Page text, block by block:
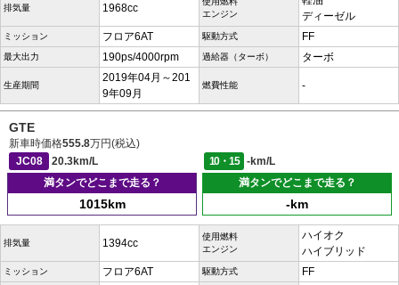
排気量 1968cc
エンジン
ディーゼル
ミッション フロア6AT 駆動方式 FF
最大出力 190ps/4000rpm 過給器（ターボ） ターボ
生産期間
2019年04月～201
9年09月
燃費性能 -
GTE
新車時価格555.8万円(税込)
JC08
20.3km/L 10・15
-km/L
満タンでどこまで走る？
1015km
満タンでどこまで走る？
-km
排気量 1394cc
使用燃料
エンジン
ハイオク
ハイブリッド
ミッション フロア6AT 駆動方式 FF